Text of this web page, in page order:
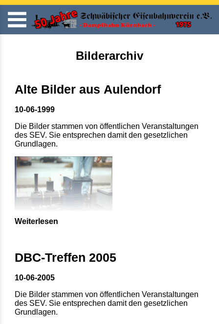
Bilderarchiv
Alte Bilder aus Aulendorf
10-06-1999
Die Bilder stammen von öffentlichen Veranstaltungen
des SEV. Sie entsprechen damit den gesetzlichen
Grundlagen.
Weiterlesen
DBC-Treffen 2005
10-06-2005
Die Bilder stammen von öffentlichen Veranstaltungen
des SEV. Sie entsprechen damit den gesetzlichen
Grundlagen.